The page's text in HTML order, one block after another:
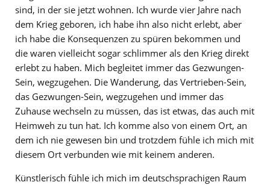
sind, in der sie jetzt wohnen. Ich wurde vier Jahre nach
dem Krieg geboren, ich habe ihn also nicht erlebt, aber
ich habe die Konsequenzen zu spüren bekommen und
die waren vielleicht sogar schlimmer als den Krieg direkt
erlebt zu haben. Mich begleitet immer das Gezwungen-
Sein, wegzugehen. Die Wanderung, das Vertrieben-Sein,
das Gezwungen-Sein, wegzugehen und immer das
Zuhause wechseln zu müssen, das ist etwas, das auch mit
Heimweh zu tun hat. Ich komme also von einem Ort, an
dem ich nie gewesen bin und trotzdem fühle ich mich mit
diesem Ort verbunden wie mit keinem anderen.
Künstlerisch fühle ich mich im deutschsprachigen Raum